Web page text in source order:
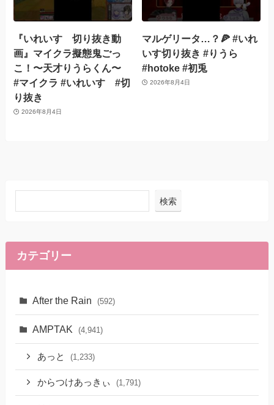
『いれいす 切り抜き動
画』マイクラ擬態鬼ごっ
こ！〜天才りうらくん〜
#マイクラ #いれいす #切
り抜き
2026年8月4日
マルゲリータ…？🍕 #いれ
いす切り抜き #りうら
#hotoke #初兎
2026年8月4日
検索
カテゴリー
After the Rain (592)
AMPTAK (4,941)
あっと (1,233)
からつけあっきぃ (1,791)